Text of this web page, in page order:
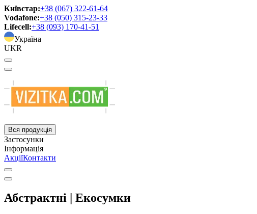
Київстар:+38 (067) 322-61-64
Vodafone:+38 (050) 315-23-33
Lifecell:+38 (093) 170-41-51
Україна
UKR
Вся продукція
Застосунки
Інформація
АкціїКонтакти
Абстрактні | Екосумки